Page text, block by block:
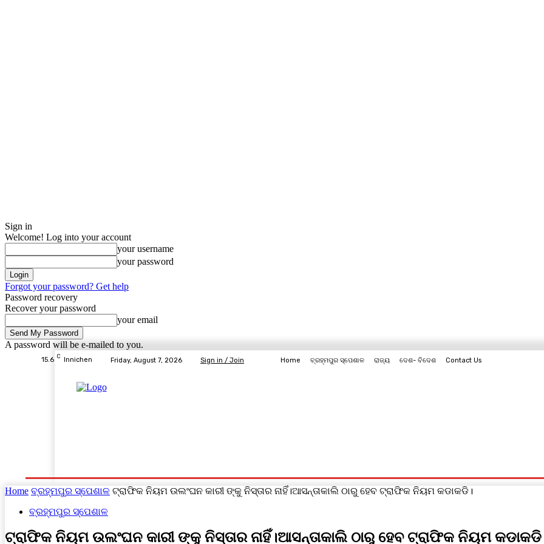
Sign in
Welcome! Log into your account
your username
your password
Forgot your password? Get help
Password recovery
Recover your password
your email
A password will be e-mailed to you.
15.6 C Innichen Friday, August 7, 2026 Sign in / Join Home ବ୍ରହ୍ମପୁର ସ୍ପେଶାଳ ରାଜ୍ୟ ଦେଶ- ବିଦେଶ Contact Us
Home ବ୍ରହ୍ମପୁର ସ୍ପେଶାଳ ଟ୍ରାଫିକ ନିୟମ ଉଲଂଘନ କାରୀ ଙ୍କୁ ନିସ୍ତାର ନାହିଁ।ଆସନ୍ତାକାଲି ଠାରୁ ହେବ ଟ୍ରାଫିକ ନିୟମ କଡାକଡି।
ବ୍ରହ୍ମପୁର ସ୍ପେଶାଳ
ଟ୍ରାଫିକ ନିୟମ ଉଲଂଘନ କାରୀ ଙ୍କୁ ନିସ୍ତାର ନାହିଁ।ଆସନ୍ତାକାଲି ଠାରୁ ହେବ ଟ୍ରାଫିକ ନିୟମ